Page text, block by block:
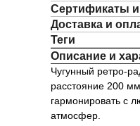
Сертификаты
Доставка и
Теги
Описание и
Чугунный ретро-
расстояние 200
гармонировать с
атмосфер.